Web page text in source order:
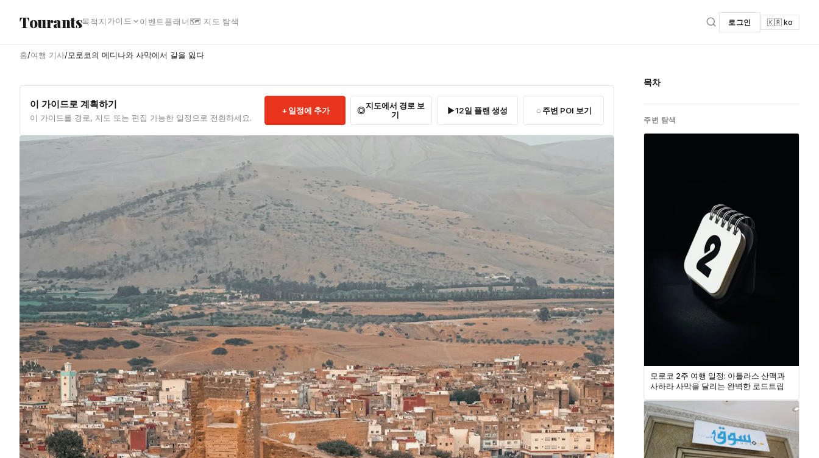
Tourants목적지 가이드 이벤트 플래너🗺 지도 탐색 로그인 🇰🇷 ko
홈/여행 기사/모로코의 메디나와 사막에서 길을 잃다
이 가이드로 계획하기
이 가이드를 경로, 지도 또는 편집 가능한 일정으로 전환하세요.
일정에 추가
지도에서 경로 보
기
12일 플랜 생성 주변 POI 보기
목차
주변 탐색
모로코 2주 여행 일정: 아틀라스 산맥과
사하라 사막을 달리는 완벽한 로드트립